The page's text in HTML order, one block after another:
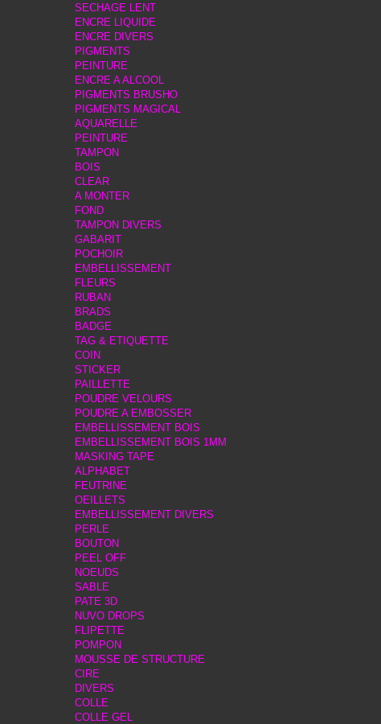
SECHAGE LENT
ENCRE LIQUIDE
ENCRE DIVERS
PIGMENTS
PEINTURE
ENCRE A ALCOOL
PIGMENTS BRUSHO
PIGMENTS MAGICAL
AQUARELLE
PEINTURE
TAMPON
BOIS
CLEAR
A MONTER
FOND
TAMPON DIVERS
GABARIT
POCHOIR
EMBELLISSEMENT
FLEURS
RUBAN
BRADS
BADGE
TAG & ETIQUETTE
COIN
STICKER
PAILLETTE
POUDRE VELOURS
POUDRE A EMBOSSER
EMBELLISSEMENT BOIS
EMBELLISSEMENT BOIS 1MM
MASKING TAPE
ALPHABET
FEUTRINE
OEILLETS
EMBELLISSEMENT DIVERS
PERLE
BOUTON
PEEL OFF
NOEUDS
SABLE
PATE 3D
NUVO DROPS
FLIPETTE
POMPON
MOUSSE DE STRUCTURE
CIRE
DIVERS
COLLE
COLLE GEL